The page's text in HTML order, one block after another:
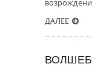
ДАЛЕЕ